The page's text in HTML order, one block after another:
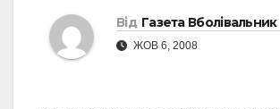
Від Газета Вболівальник
ЖОВ 6, 2008